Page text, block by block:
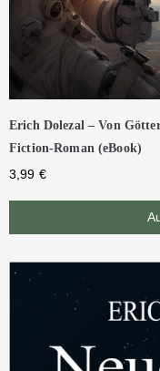
Erich Dolezal – Von
Fiction-Roman (eBook)
3,99 €